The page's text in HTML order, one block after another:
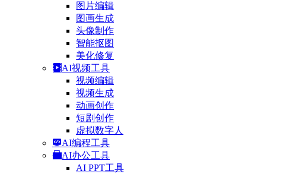
图片编辑
图画生成
头像制作
智能抠图
美化修复
AI视频工具
视频编辑
视频生成
动画创作
短剧创作
虚拟数字人
AI编程工具
AI办公工具
AI PPT工具